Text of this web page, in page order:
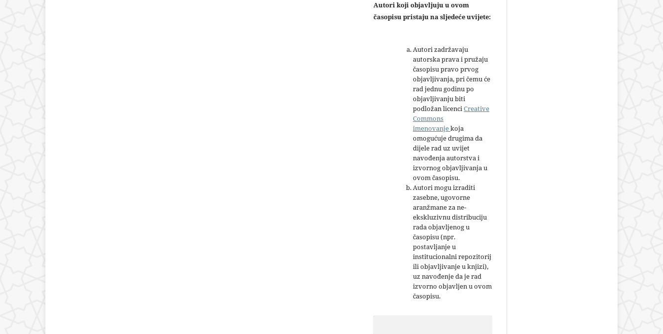
Autori koji objavljuju u ovom
časopisu pristaju na sljedeće uvijete:
Autori zadržavaju
autorska prava i pružaju
časopisu pravo prvog
objavljivanja, pri čemu će
rad jednu godinu po
objavljivanju biti
podložan licenciCreative
Commons
imenovanjekoja
omogućuje drugima da
dijele rad uz uvijet
navođenja autorstva i
izvornog objavljivanja u
ovom časopisu.
Autori mogu izraditi
zasebne, ugovorne
aranžmane za ne-
ekskluzivnu distribuciju
rada objavljenog u
časopisu (npr.
postavljanje u
institucionalni repozitorij
ili objavljivanje u knjizi),
uz navođenje da je rad
izvorno objavljen u ovom
časopisu.